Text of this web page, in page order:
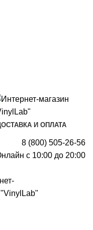
И ОПЛАТА
8 (800) 505-26-56
с 10:00 до 20:00